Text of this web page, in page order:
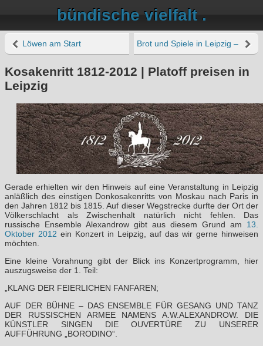
bündische vielfalt .
Löwen am Start Brot und Spiele in Leipzig – 200
Kosakenritt 1812-2012 | Platoff preisen in
Leipzig
Gerade erhielten wir den Hinweis auf eine Veranstaltung in Leipzig
anläßlich des einstigen Donkosakenritts von Moskau nach Paris in
den Jahren 1812 bis 1815. Auf dieser Wegstrecke durfte der Ort der
Völkerschlacht als Zwischenhalt natürlich nicht fehlen. Das
russische Ensemble Alexandrow gibt aus diesem Grund am 13.
Oktober 2012 ein Konzert in Leipzig, auf das wir gerne hinweisen
möchten.
Eine kleine Vorahnung gibt der Blick ins Konzertprogramm, hier
auszugsweise der 1. Teil:
„KLANG DER FEIERLICHEN FANFAREN;
AUF DER BÜHNE – DAS ENSEMBLE FÜR GESANG UND TANZ
DER RUSSISCHEN ARMEE NAMENS A.W.ALEXANDROW. DIE
KÜNSTLER SINGEN DIE OUVERTÜRE ZU UNSERER
AUFFÜHRUNG „BORODINO“.